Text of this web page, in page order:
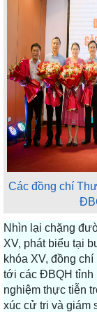
Các đồng chí
Nhìn lại chặng
XV, phát biểu tại
khóa XV, đồng
tới các ĐBQH tỉnh
nghiệm thực tiễn
xúc cử tri và giám